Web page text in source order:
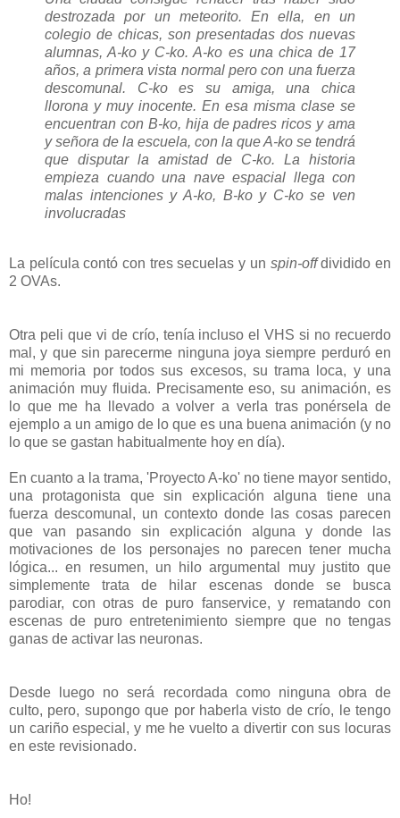
destrozada por un meteorito. En ella, en un
colegio de chicas, son presentadas dos nuevas
alumnas, A-ko y C-ko. A-ko es una chica de 17
años, a primera vista normal pero con una fuerza
descomunal. C-ko es su amiga, una chica
llorona y muy inocente. En esa misma clase se
encuentran con B-ko, hija de padres ricos y ama
y señora de la escuela, con la que A-ko se tendrá
que disputar la amistad de C-ko. La historia
empieza cuando una nave espacial llega con
malas intenciones y A-ko, B-ko y C-ko se ven
involucradas
La película contó con tres secuelas y un spin-offdividido en
2 OVAs.
Otra peli que vi de crío, tenía incluso el VHS si no recuerdo
mal, y que sin parecerme ninguna joya siempre perduró en
mi memoria por todos sus excesos, su trama loca, y una
animación muy fluida. Precisamente eso, su animación, es
lo que me ha llevado a volver a verla tras ponérsela de
ejemplo a un amigo de lo que es una buena animación (y no
lo que se gastan habitualmente hoy en día).
En cuanto a la trama, 'Proyecto A-ko' no tiene mayor sentido,
una protagonista que sin explicación alguna tiene una
fuerza descomunal, un contexto donde las cosas parecen
que van pasando sin explicación alguna y donde las
motivaciones de los personajes no parecen tener mucha
lógica... en resumen, un hilo argumental muy justito que
simplemente trata de hilar escenas donde se busca
parodiar, con otras de puro fanservice, y rematando con
escenas de puro entretenimiento siempre que no tengas
ganas de activar las neuronas.
Desde luego no será recordada como ninguna obra de
culto, pero, supongo que por haberla visto de crío, le tengo
un cariño especial, y me he vuelto a divertir con sus locuras
en este revisionado.
Ho!